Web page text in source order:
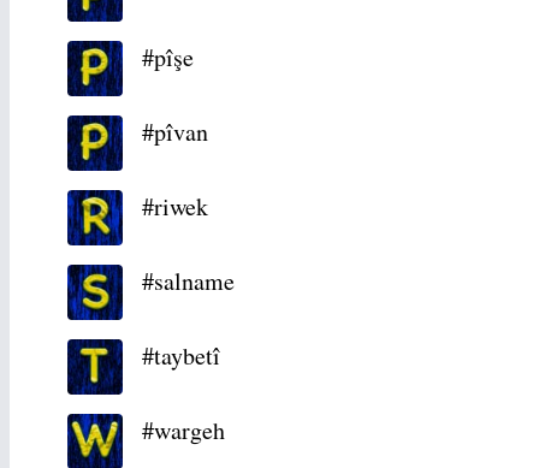
#pîşe
#pîvan
#riwek
#salname
#taybetî
#wargeh